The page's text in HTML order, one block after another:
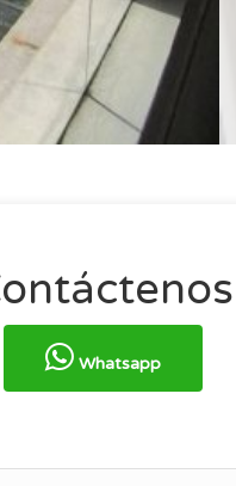
Whatsapp